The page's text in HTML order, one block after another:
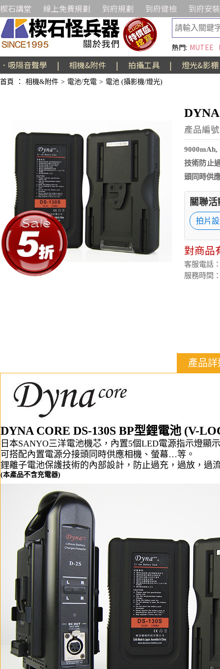
楔石講堂 線上免費規劃 到府規劃 到府健檢 到府安裝
熱門: MUTEE
．吸隔音聲學 | 相機&附件 | 拍攝工具 | 燈光&影棚
首頁 ： 相機&附件 > 電池/充電 > 電池 (攝影機/燈光)
產品編
技術防止
頭同時供
關聯
拍片
對商品
客服電話
服務時間
產品詳
DYNA CORE DS-130S BP型鋰電池 (V-
日本SANYO三洋電池機芯，內置5個LED電源指示燈顯
可搭配內置電源分接頭同時供應相機、螢幕…等。
鋰離子電池保護技術的內部設計，防止過充，過放，過
(本產品不含充電器)